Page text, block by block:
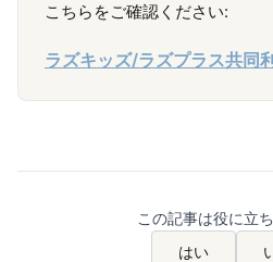
こちらをご確認ください:
ラズキッズ/ラズプラス共同
この記事は役に立
はい